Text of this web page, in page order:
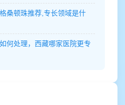
桑顿珠推荐,专长领域是什
何处理，西藏哪家医院更专